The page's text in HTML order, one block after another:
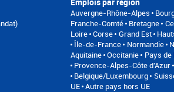
Auvergne-Rhône-Alpes
Franche-Comté Bretagne
Loire Corse Grand Est
Île-de-France
Normandie
Aquitaine Occitanie
Pays de
Provence-Alpes-Côte d'Azur
Belgique/Luxembourg
UE Autre pays hors UE